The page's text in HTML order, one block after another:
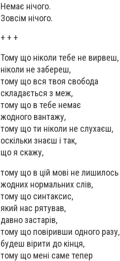
Немає нічого.
Зовсім нічого.
+ + +
Тому що ніколи тебе не вирвеш,
ніколи не забереш,
тому що вся твоя свобода
складається з меж,
тому що в тебе немає
жодного вантажу,
тому що ти ніколи не слухаєш,
оскільки знаєш і так,
що я скажу,
тому що в цій мові не лишилось
жодних нормальних слів,
тому що синтаксис,
який нас рятував,
давно застарів,
тому що повіривши одного разу,
будеш вірити до кінця,
тому що мені саме тепер